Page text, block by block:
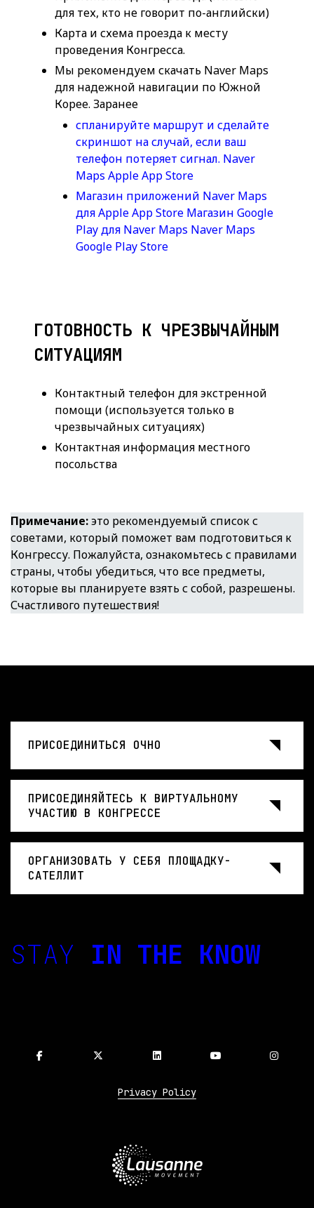
для тех, кто не говорит по-английски)
Карта и схема проезда к месту
проведения Конгресса.
Мы рекомендуем скачать Naver Maps
для надежной навигации по Южной
Корее. Заранее
спланируйте маршрут и сделайте
скриншот на случай, если ваш
телефон потеряет сигнал. Naver
Maps Apple App Store
Магазин приложений Naver Maps
для Apple App Store Магазин Google
Play для Naver Maps Naver Maps
Google Play Store
ГОТОВНОСТЬ К ЧРЕЗВЫЧАЙНЫМ
СИТУАЦИЯМ
Контактный телефон для экстренной
помощи (используется только в
чрезвычайных ситуациях)
Контактная информация местного
посольства
Примечание:это рекомендуемый список с
советами, который поможет вам подготовиться к
Конгрессу. Пожалуйста, ознакомьтесь с правилами
страны, чтобы убедиться, что все предметы,
которые вы планируете взять с собой, разрешены.
Счастливого путешествия!
ПРИСОЕДИНИТЬСЯ ОЧНО
ПРИСОЕДИНЯЙТЕСЬ К ВИРТУАЛЬНОМУ
УЧАСТИЮ В КОНГРЕССЕ
ОРГАНИЗОВАТЬ У СЕБЯ ПЛОЩАДКУ-
САТЕЛЛИТ
STAY IN THE KNOW
Privacy Policy